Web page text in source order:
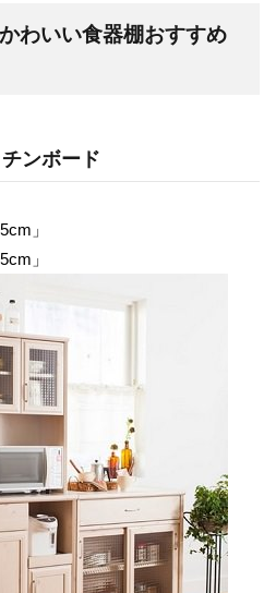
わいい食器棚おすすめ
ンボード
」
」